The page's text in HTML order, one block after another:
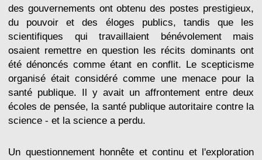
des gouvernements ont obtenu des postes prestigieux,
du pouvoir et des éloges publics, tandis que les
scientifiques qui travaillaient bénévolement mais
osaient remettre en question les récits dominants ont
été dénoncés comme étant en conflit. Le scepticisme
organisé était considéré comme une menace pour la
santé publique. Il y avait un affrontement entre deux
écoles de pensée, la santé publique autoritaire contre la
science - et la science a perdu.
Un questionnement honnête et continu et l'exploration